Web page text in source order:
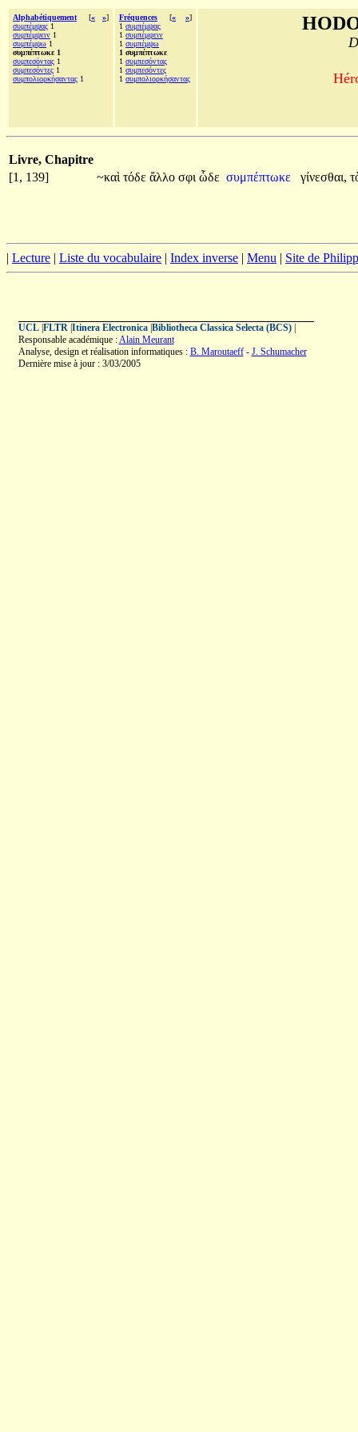
Alphabétiquement [« »]
συμπέμψας 1
συμπέμψειν 1
συμπέμψω 1
συμπέπτωκε 1
συμπεσόντας 1
συμπεσόντες 1
συμπολιορκήσαντας 1
Fréquences [« »]
1 συμπέμψας
1 συμπέμψειν
1 συμπέμψω
1 συμπέπτωκε
1 συμπεσόντας
1 συμπεσόντες
1 συμπολιορκήσαντας
Livre, Chapitre
[1, 139]
~καὶ τόδε ἄλλο σφι ὧδε συμπέπτωκε γίνεσθαι,
| Lecture | Liste du vocabulaire | Index inverse | Menu | Site de
UCL| FLTR| Itinera Electronica| Bibliotheca Classica Selecta (BCS)|
Responsable académique :Alain Meurant
Analyse, design et réalisation informatiques : B. Maroutaeff- J. Schumacher
Dernière mise à jour : 3/03/2005